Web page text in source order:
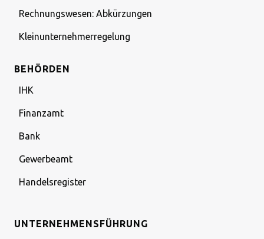
Rechnungswesen: Abkürzungen
Kleinunternehmerregelung
BEHÖRDEN
IHK
Finanzamt
Bank
Gewerbeamt
Handelsregister
UNTERNEHMENSFÜHRUNG